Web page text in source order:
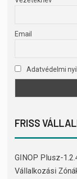
Email
Adatvédelmi
FRISS
GINOP Plusz-
Vállalkozási